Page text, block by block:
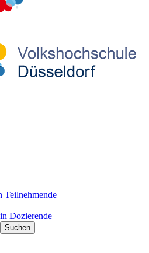
Teilnehmende
Dozierende
Suchen